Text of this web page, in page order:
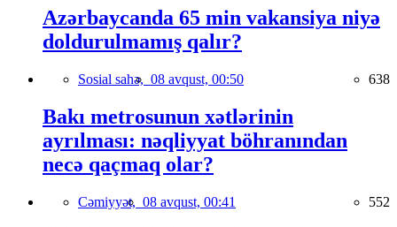
Azərbaycanda 65 min vakansiya niyə
doldurulmamış qalır?
Sosial sahə, 08 avqust, 00:50 638
Bakı metrosunun xətlərinin
ayrılması: nəqliyyat böhranından
necə qaçmaq olar?
Cəmiyyət, 08 avqust, 00:41 552